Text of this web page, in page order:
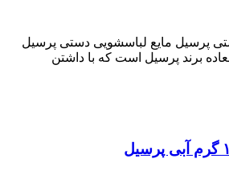
پرسیل مایع لباسشویی دستی پرسیل
برند پرسیل است که با داشتن